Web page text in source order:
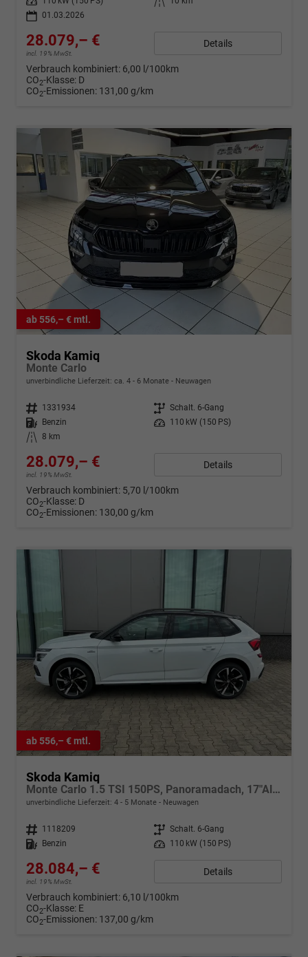
01.03.2026
28.079,– €
incl. 19% MwSt.
Details
Verbrauch kombiniert: 6,00 l/100km
CO2-Klasse: D
CO2-Emissionen: 131,00 g/km
ab 556,– € mtl.
Skoda Kamiq
Monte Carlo
unverbindliche Lieferzeit: ca. 4 - 6 Monate Neuwagen
Fahrzeugnr. 1331934 Getriebe Schalt. 6-Gang
Kraftstoff
Benzin Leistung
110 kW (150 PS)
Kilometerstand
8 km
28.079,– €
incl. 19% MwSt.
Details
Verbrauch kombiniert: 5,70 l/100km
CO2-Klasse: D
CO2-Emissionen: 130,00 g/km
ab 556,– € mtl.
Skoda Kamiq
Monte Carlo 1.5 TSI 150PS, Panoramadach, 17"Alu, Matrix-LED, Parksensoren v/h, Kamera, Tempomat, Virtual Cockpit, Kessy, Winter-Paket, Climatronic, Radio 8", SmartLink, Color Concept, NSW, Dachreling, Sport-M-Lederlenkrad beheizt, Alarm
unverbindliche Lieferzeit: 4 - 5 Monate Neuwagen
Fahrzeugnr. 1118209 Getriebe Schalt. 6-Gang
Kraftstoff
Benzin Leistung 110 kW (150 PS)
28.084,– €
incl. 19% MwSt.
Details
Verbrauch kombiniert: 6,10 l/100km
CO2-Klasse: E
CO2-Emissionen: 137,00 g/km